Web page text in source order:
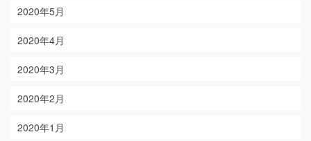
2020年5月
2020年4月
2020年3月
2020年2月
2020年1月